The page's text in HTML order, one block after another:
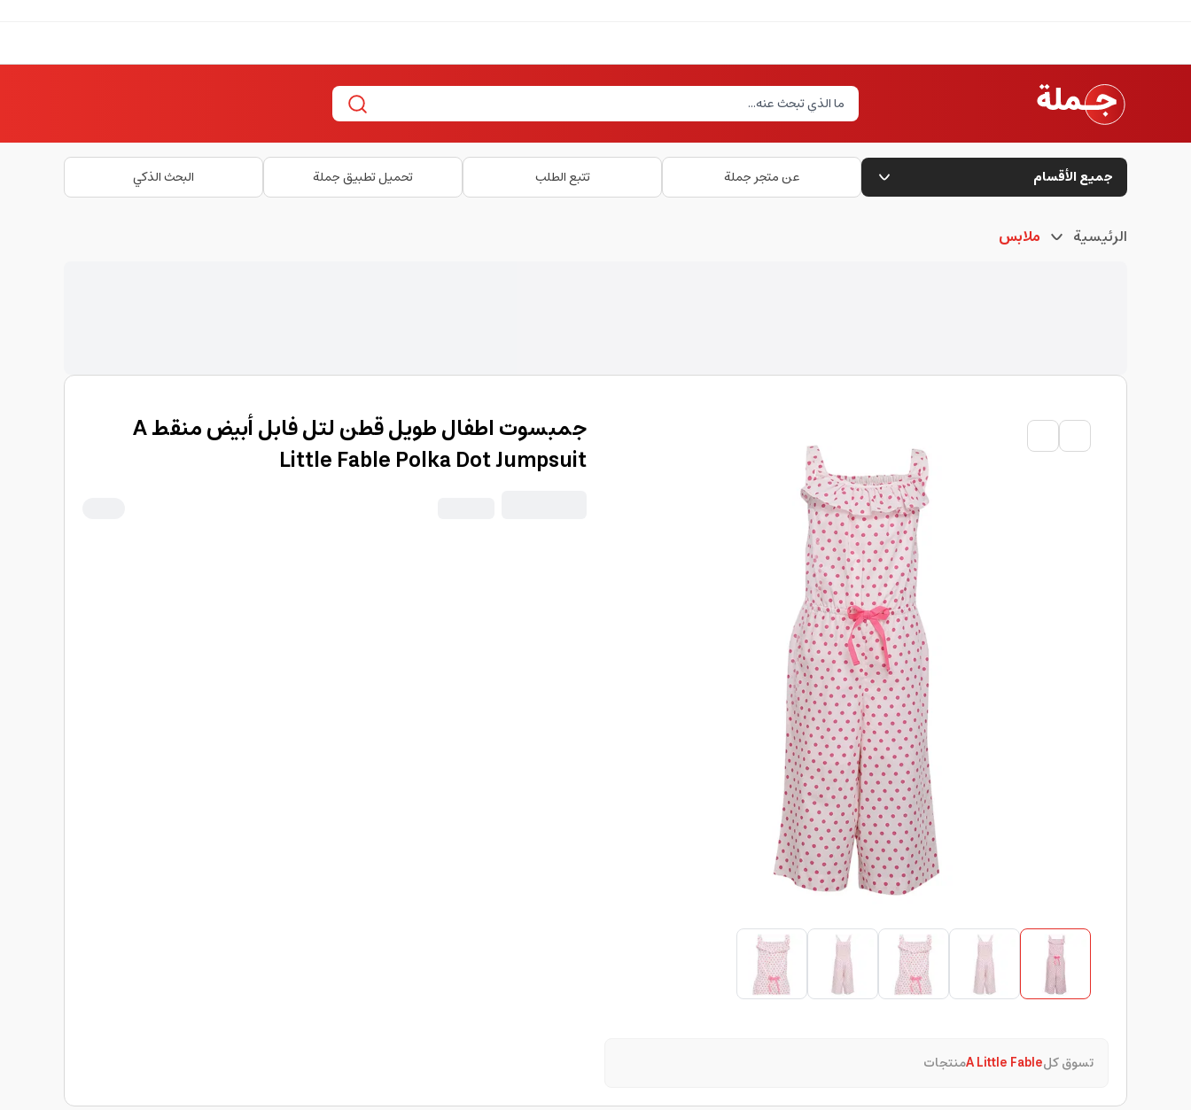
جميع الأقسام عن متجر جملة تتبع الطلب تحميل تطبيق جملة البحث الذكي
الرئيسية ملابس
تسوق كلA Little Fableمنتجات
جمبسوت اطفال طويل قطن لتل فابل أبيض منقط A
Little Fable Polka Dot Jumpsuit